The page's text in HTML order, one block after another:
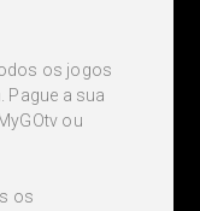
os jogos
Pague a sua
ou
os